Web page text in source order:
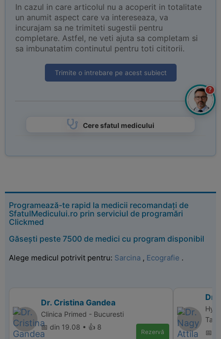
In cazul in care articolul nu a acoperit in totalitate
un anumit aspect care va intereseaza, va
incurajam sa ne trimiteti sugestii pentru
completare. Astfel, ne veti ajuta sa completam si
sa imbunatatim continutul pentru toti cititorii.
Trimite o intrebare pe acest subiect
Cere sfatul medicului
Programează-te rapid la medicii recomandați de
SfatulMedicului.ro prin serviciul de programări
Clickmed
Găsești peste 7500 de medici cu program disponibil
Alege medicul potrivit pentru: Sarcina , Ecografie .
Dr. Cristina Gandea
Clinica Primed - Bucuresti
📅 din 19.08 • 👍 8
Rezervă
Dr.
📅
?